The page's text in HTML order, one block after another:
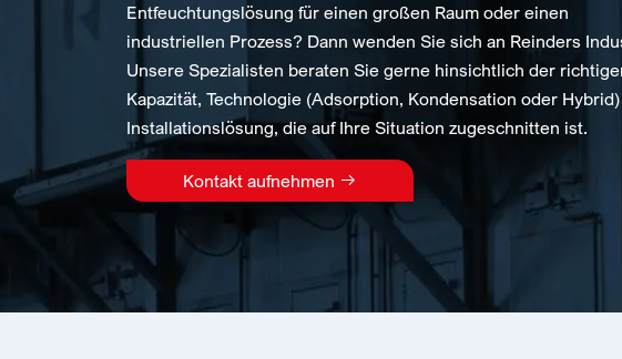
Entfeuchtungslösung für einen großen Raum oder einen
industriellen Prozess? Dann wenden Sie sich an Reinders
Unsere Spezialisten beraten Sie gerne hinsichtlich der
Kapazität, Technologie (Adsorption, Kondensation oder
Installationslösung, die auf Ihre Situation zugeschnitten ist.
Kontakt aufnehmen